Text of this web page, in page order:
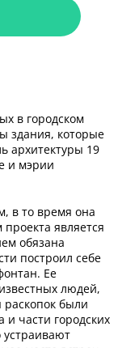
в городском
здания, которые
архитектуры 19
и мэрии
в то время она
является
обязана
построил себе
Ее
людей,
раскопок были
части городских